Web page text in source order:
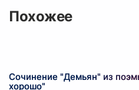
Похожее
Сочинение "Демьян" из
хорошо"